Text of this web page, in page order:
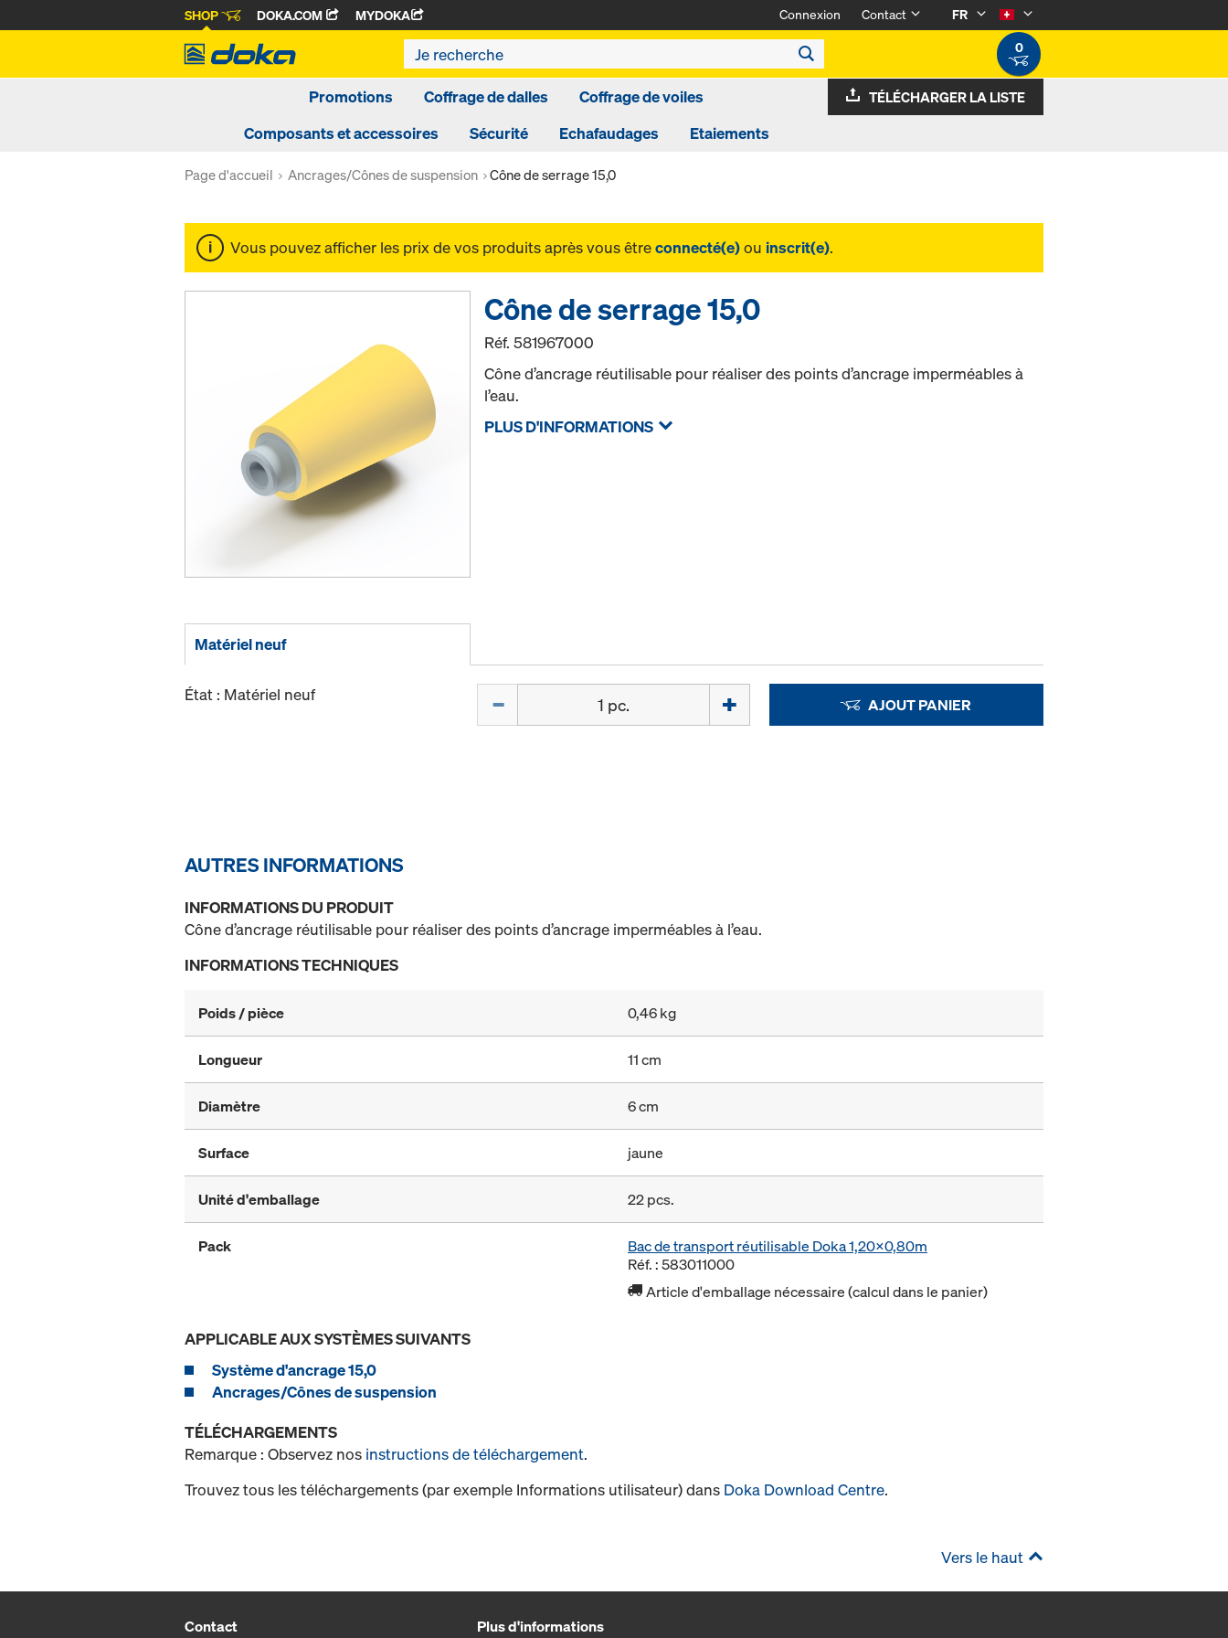
SHOP DOKA.COM MYDOKA Connexion Contact
FR
0
Promotions Coffrage de dalles
Coffrage de voiles
Composants et accessoires
Sécurité Echafaudages Etaiements
TÉLÉCHARGER LA LISTE
Page d'accueil Ancrages/Cônes de suspension Cône de serrage 15,0
Vous pouvez afficher les prix de vos produits après vous êtreconnecté(e)ou inscrit(e).
Cône de serrage 15,0
Réf.581967000
Cône d’ancrage réutilisable pour réaliser des points d’ancrage imperméables à
l’eau.
PLUS D'INFORMATIONS
Matériel neuf
État : Matériel neuf AJOUT PANIER
AUTRES INFORMATIONS
INFORMATIONS DU PRODUIT
Cône d’ancrage réutilisable pour réaliser des points d’ancrage imperméables à l’eau.
INFORMATIONS TECHNIQUES
Poids / pièce 0,46 kg
Longueur 11 cm
Diamètre 6 cm
Surface jaune
Unité d'emballage 22 pcs.
Pack
Bac de transport réutilisable Doka 1,20x0,80m
Réf. : 583011000
Article d'emballage nécessaire (calcul dans le panier)
APPLICABLE AUX SYSTÈMES SUIVANTS
Système d'ancrage 15,0
Ancrages/Cônes de suspension
TÉLÉCHARGEMENTS
Remarque : Observez nos instructions de téléchargement.
Trouvez tous les téléchargements (par exemple Informations utilisateur) dans Doka Download Centre.
Vers le haut
Contact Plus d'informations